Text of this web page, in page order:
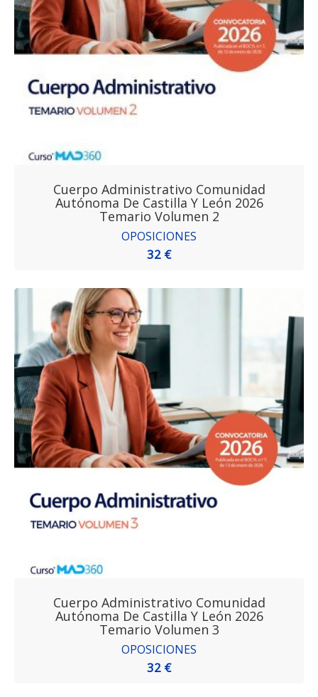
Cuerpo Administrativo Comunidad
Autónoma De Castilla Y León 2026
Temario Volumen 2
OPOSICIONES
32 €
Cuerpo Administrativo Comunidad
Autónoma De Castilla Y León 2026
Temario Volumen 3
OPOSICIONES
32 €